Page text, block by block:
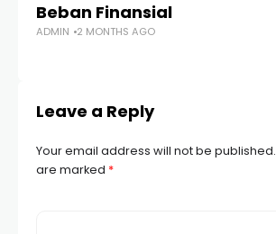
Beban Finansial
ADMIN 2 MONTHS AGO
Leave a Reply
Your email address will not be published.
are marked *